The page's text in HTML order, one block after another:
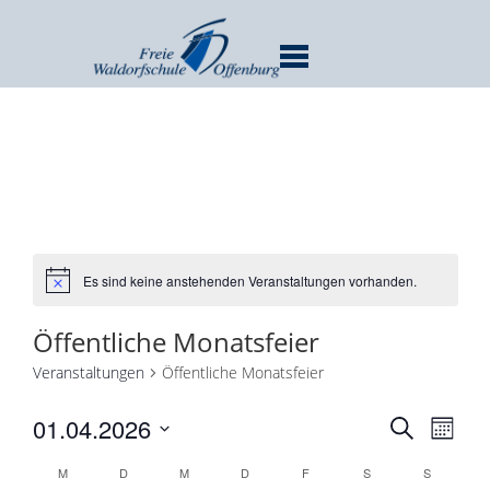
Es sind keine anstehenden Veranstaltungen vorhanden.
Öffentliche Monatsfeier
Veranstaltungen Öffentliche Monatsfeier
SUCHEMONAT
01.04.2026
Kalender
M D M D F S S